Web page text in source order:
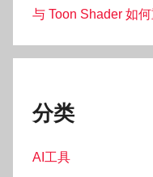
与 Toon Shader 如
分类
AI工具